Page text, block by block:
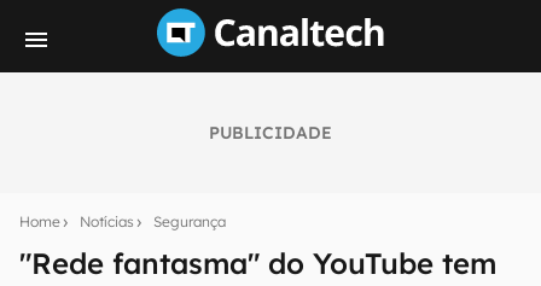
PUBLICIDADE
Home Notícias Segurança
"Rede fantasma" do YouTube tem
notícias e reviews sobre tecnologia em primeira
mão.